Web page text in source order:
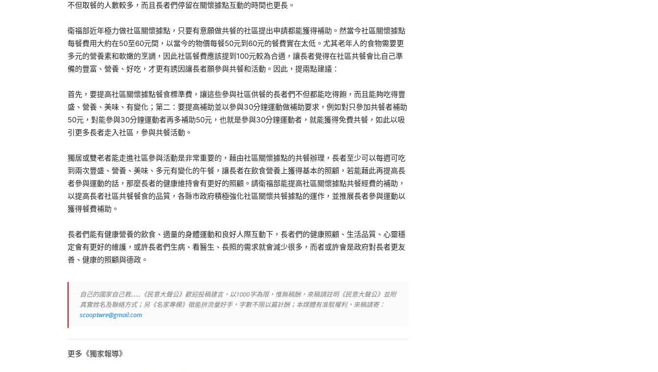
不但取餐的人數較多，而且長者們停留在關懷據點互動的時間也更長。
衛福部近年極力做社區關懷據點，只要有意願做共餐的社區提出申請都能獲得補助。然當今社區關懷據點
每餐費用大約在50至60元間，以當今的物價每餐50元到60元的餐費實在太低。尤其老年人的食物需要更
多元的營養素和軟嫩的烹調，因此社區餐費應該提到100元較為合適，讓長者覺得在社區共餐會比自己準
備的豐富、營養、好吃，才更有誘因讓長者願參與共餐和活動。因此，提兩點建議：
首先，要提高社區關懷據點餐食標準費，讓這些參與社區供餐的長者們不但都能吃得飽，而且能夠吃得豐
盛、營養、美味、有變化；第二：要提高補助並以參與30分鐘運動做補助要求，例如對只參加共餐者補助
50元，對能參與30分鐘運動者再多補助50元，也就是參與30分鐘運動者，就能獲得免費共餐，如此以吸
引更多長者走入社區，參與共餐活動。
獨居或雙老者能走進社區參與活動是非常重要的，藉由社區關懷據點的共餐辦理，長者至少可以每週可吃
到兩次豐盛、營養、美味、多元有變化的午餐，讓長者在飲食營養上獲得基本的照顧，若能藉此再提高長
者參與運動的話，那麼長者的健康維持會有更好的照顧。請衛福部能提高社區關懷據點共餐經費的補助，
以提高長者社區共餐餐食的品質，各縣市政府積極強化社區關懷共餐據點的運作，並推展長者參與運動以
獲得餐費補助。
長者們能有健康營養的飲食、適量的身體運動和良好人際互動下，長者們的健康照顧、生活品質、心靈穩
定會有更好的維護，或許長者們生病、看醫生、長照的需求就會減少很多，而者或許會是政府對長者更友
善、健康的照顧與德政。
自己的國家自己救……《民意大聲公》歡迎投稿建言，以1000字為限，惟無稿酬，來稿請註明《民意大聲公》並附
真實姓名及聯絡方式；另《名家專欄》徵能拚流量好手，字數不限以篇計酬；本媒體有准駁權利，來稿請寄：
scooptwre@gmail.com
更多《獨家報導》